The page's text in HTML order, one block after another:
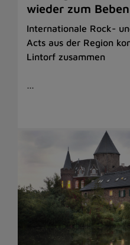
wieder zum Beben
Internationale Rock-
Acts aus der Region
Lintorf zusammen
…